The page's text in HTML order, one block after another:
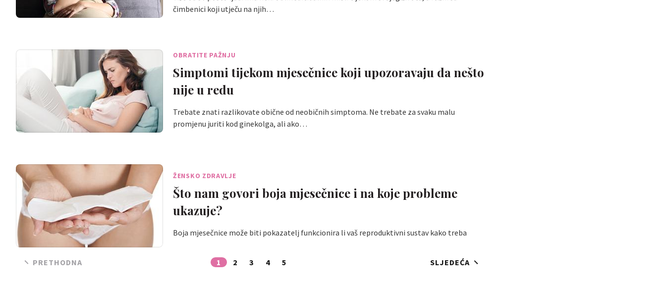
čimbenici koji utječu na njih…
OBRATITE PAŽNJU
Simptomi tijekom mjesečnice koji upozoravaju da nešto
nije u redu
Trebate znati razlikovate obične od neobičnih simptoma. Ne trebate za svaku malu
promjenu juriti kod ginekolga, ali ako…
ŽENSKO ZDRAVLJE
Što nam govori boja mjesečnice i na koje probleme
ukazuje?
Boja mjesečnice može biti pokazatelj funkcionira li vaš reproduktivni sustav kako treba
PRETHODNA 1 2 3 4 5 SLJEDEĆA